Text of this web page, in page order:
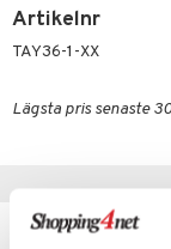
Artikelnr
TAY36-1-XX
Lägsta pris senaste